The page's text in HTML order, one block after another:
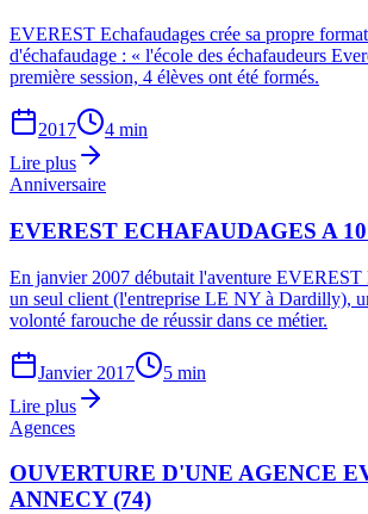
EVEREST Echafaudages crée sa propre
d'échafaudage : « l'école des échafaudeurs
première session, 4 élèves ont été formés.
2017
4 min
Lire plus
Anniversaire
EVEREST ECHAFAUDAGES A
En janvier 2007 débutait l'aventure EVEREST
un seul client (l'entreprise LE NY à Dardilly),
volonté farouche de réussir dans ce métier.
Janvier 2017
5 min
Lire plus
Agences
OUVERTURE D'UNE AGENCE
ANNECY (74)